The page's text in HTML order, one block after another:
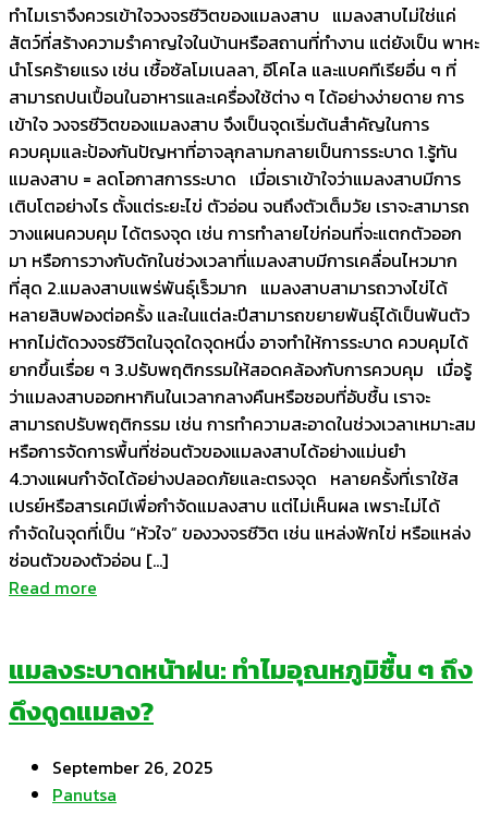
ทำไมเราจึงควรเข้าใจวงจรชีวิตของแมลงสาบ แมลงสาบไม่ใช่แค่
สัตว์ที่สร้างความรำคาญใจในบ้านหรือสถานที่ทำงาน แต่ยังเป็น พาหะ
นำโรคร้ายแรง เช่น เชื้อซัลโมเนลลา, อีโคไล และแบคทีเรียอื่น ๆ ที่
สามารถปนเปื้อนในอาหารและเครื่องใช้ต่าง ๆ ได้อย่างง่ายดาย การ
เข้าใจ วงจรชีวิตของแมลงสาบ จึงเป็นจุดเริ่มต้นสำคัญในการ
ควบคุมและป้องกันปัญหาที่อาจลุกลามกลายเป็นการระบาด 1.รู้ทัน
แมลงสาบ = ลดโอกาสการระบาด เมื่อเราเข้าใจว่าแมลงสาบมีการ
เติบโตอย่างไร ตั้งแต่ระยะไข่ ตัวอ่อน จนถึงตัวเต็มวัย เราจะสามารถ
วางแผนควบคุม ได้ตรงจุด เช่น การทำลายไข่ก่อนที่จะแตกตัวออก
มา หรือการวางกับดักในช่วงเวลาที่แมลงสาบมีการเคลื่อนไหวมาก
ที่สุด 2.แมลงสาบแพร่พันธุ์เร็วมาก แมลงสาบสามารถวางไข่ได้
หลายสิบฟองต่อครั้ง และในแต่ละปีสามารถขยายพันธุ์ได้เป็นพันตัว
หากไม่ตัดวงจรชีวิตในจุดใดจุดหนึ่ง อาจทำให้การระบาด ควบคุมได้
ยากขึ้นเรื่อย ๆ 3.ปรับพฤติกรรมให้สอดคล้องกับการควบคุม เมื่อรู้
ว่าแมลงสาบออกหากินในเวลากลางคืนหรือชอบที่อับชื้น เราจะ
สามารถปรับพฤติกรรม เช่น การทำความสะอาดในช่วงเวลาเหมาะสม
หรือการจัดการพื้นที่ซ่อนตัวของแมลงสาบได้อย่างแม่นยำ
4.วางแผนกำจัดได้อย่างปลอดภัยและตรงจุด หลายครั้งที่เราใช้ส
เปรย์หรือสารเคมีเพื่อกำจัดแมลงสาบ แต่ไม่เห็นผล เพราะไม่ได้
กำจัดในจุดที่เป็น “หัวใจ” ของวงจรชีวิต เช่น แหล่งฟักไข่ หรือแหล่ง
ซ่อนตัวของตัวอ่อน […]
Read more
แมลงระบาดหน้าฝน: ทำไมอุณหภูมิชื้น ๆ ถึง
ดึงดูดแมลง?
September 26, 2025
Panutsa